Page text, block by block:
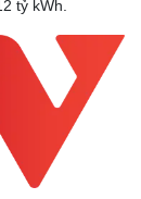
tỷ kWh.